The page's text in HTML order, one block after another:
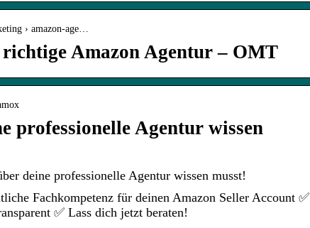
› amazon-age…
Amazon Agentur – OMT
professionelle Agentur wissen
deine professionelle Agentur wissen musst!
Fachkompetenz für deinen Amazon Seller Account ✅
✅ Lass dich jetzt beraten!